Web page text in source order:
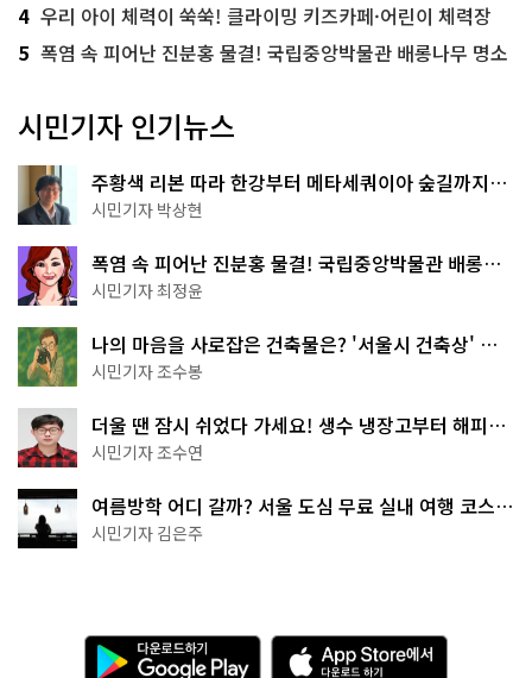
4 우리 아이 체력이 쑥쑥! 클라이밍 키즈카페·어린이 체력장
5 폭염 속 피어난 진분홍 물결! 국립중앙박물관 배롱나무 명소
시민기자 인기뉴스
주황색 리본 따라 한강부터 메타세쿼이아 숲길까지…
서울둘레길 15코스
시민기자 박상현
폭염 속 피어난 진분홍 물결! 국립중앙박물관 배롱나
무 명소
시민기자 최정윤
나의 마음을 사로잡은 건축물은? '서울시 건축상' 수
상작 공개!
시민기자 조수봉
더울 땐 잠시 쉬었다 가세요! 생수 냉장고부터 해피소
·무더위쉼터까지
시민기자 조수연
여름방학 어디 갈까? 서울 도심 무료 실내 여행 코스
추천
시민기자 김은주
다
운
A
p